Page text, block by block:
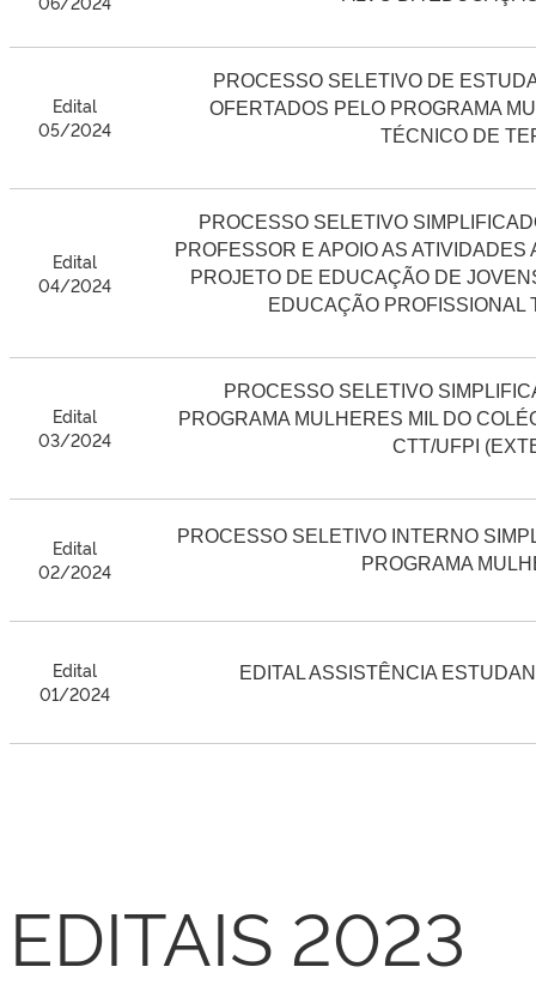
Edital
05/2024
PROCESSO SELETIVO DE
OFERTADOS PELO PROGRAMA
TÉCNICO DE
Edital
04/2024
PROCESSO SELETIVO
PROFESSOR E APOIO AS
PROJETO DE EDUCAÇÃO DE
EDUCAÇÃO PROFISSIONAL
Edital
03/2024
PROCESSO SELETIVO
PROGRAMA MULHERES MIL DO
CTT/UFPI
Edital
02/2024
PROCESSO SELETIVO INTERNO
PROGRAMA
Edital
01/2024
EDITAL ASSISTÊNCIA
EDITAIS 2023